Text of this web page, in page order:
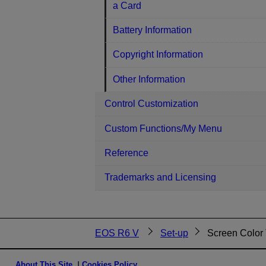
a Card
Battery Information
Copyright Information
Other Information
Control Customization
Custom Functions/My Menu
Reference
Trademarks and Licensing
EOS R6 V Set-up Screen Color
About This Site Cookies Policy